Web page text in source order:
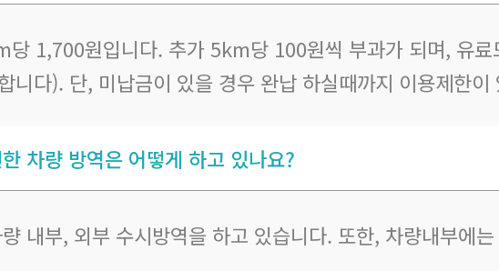
당 1,700원입니다. 추가 5km당 100원씩 부과가 되며, 유
니다). 단, 미납금이 있을 경우 완납 하실때까지 이용제한이
차량 방역은 어떻게 하고 있나요?
내부, 외부 수시방역을 하고 있습니다. 또한, 차량내부에